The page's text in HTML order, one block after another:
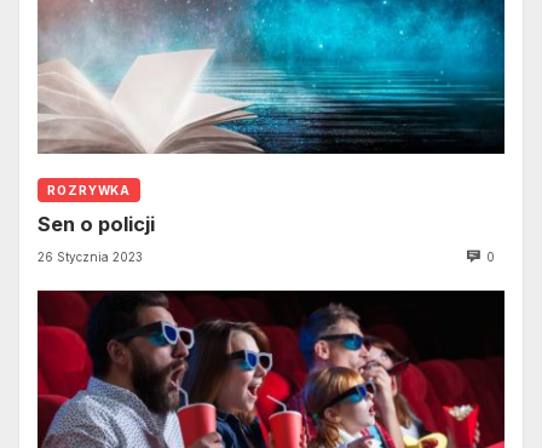
ROZRYWKA
Sen o policji
26 Stycznia 2023 0